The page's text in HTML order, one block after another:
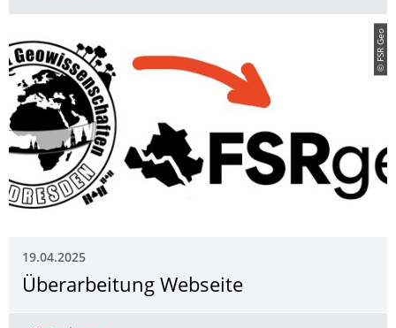
© FSR Geo
19.04.2025
Überarbeitung Webseite